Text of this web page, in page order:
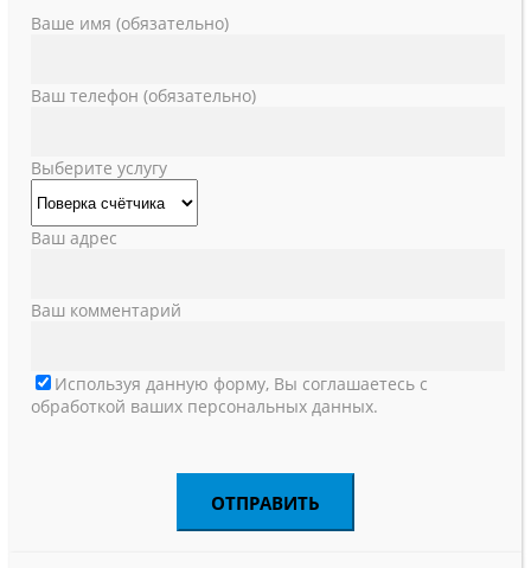
Ваше имя (обязательно)
Ваш телефон (обязательно)
Выберите услугу
Ваш адрес
Ваш комментарий
Используя данную форму, Вы соглашаетесь с
обработкой ваших персональных данных.